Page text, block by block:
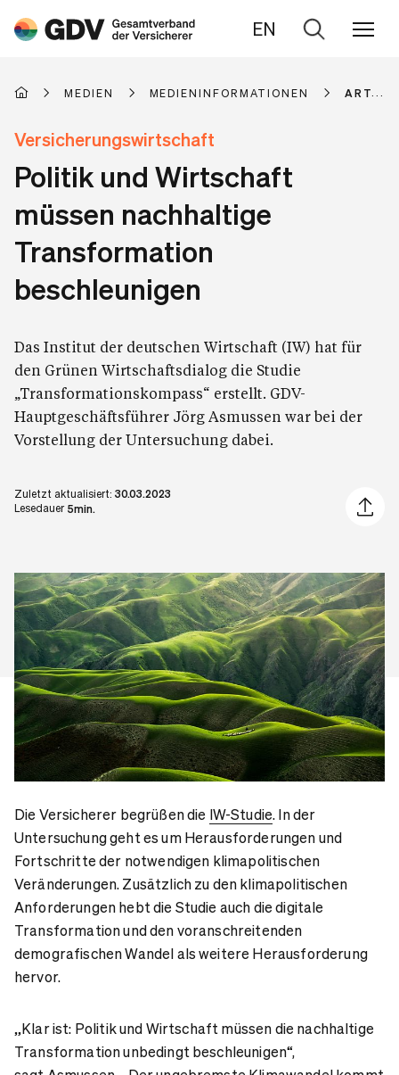
EN
Zur
MEDIEN MEDIENINFORMATIONEN
Versicherungswirtschaft
Politik und Wirtschaft
müssen nachhaltige
Transformation
beschleunigen
Das Institut der deutschen Wirtschaft (IW) hat für
den Grünen Wirtschaftsdialog die Studie
„Transformationskompass“ erstellt. GDV-
Hauptgeschäftsführer Jörg Asmussen war bei der
Vorstellung der Untersuchung dabei.
Zuletzt aktualisiert: 30.03.2023
Lesedauer 5min.
Artikel
Die Versicherer begrüßen die IW-Studie. In der
Untersuchung geht es um Herausforderungen und
Fortschritte der notwendigen klimapolitischen
Veränderungen. Zusätzlich zu den klimapolitischen
Anforderungen hebt die Studie auch die digitale
Transformation und den voranschreitenden
demografischen Wandel als weitere Herausforderung
hervor.
„Klar ist: Politik und Wirtschaft müssen die nachhaltige
Transformation unbedingt beschleunigen“,